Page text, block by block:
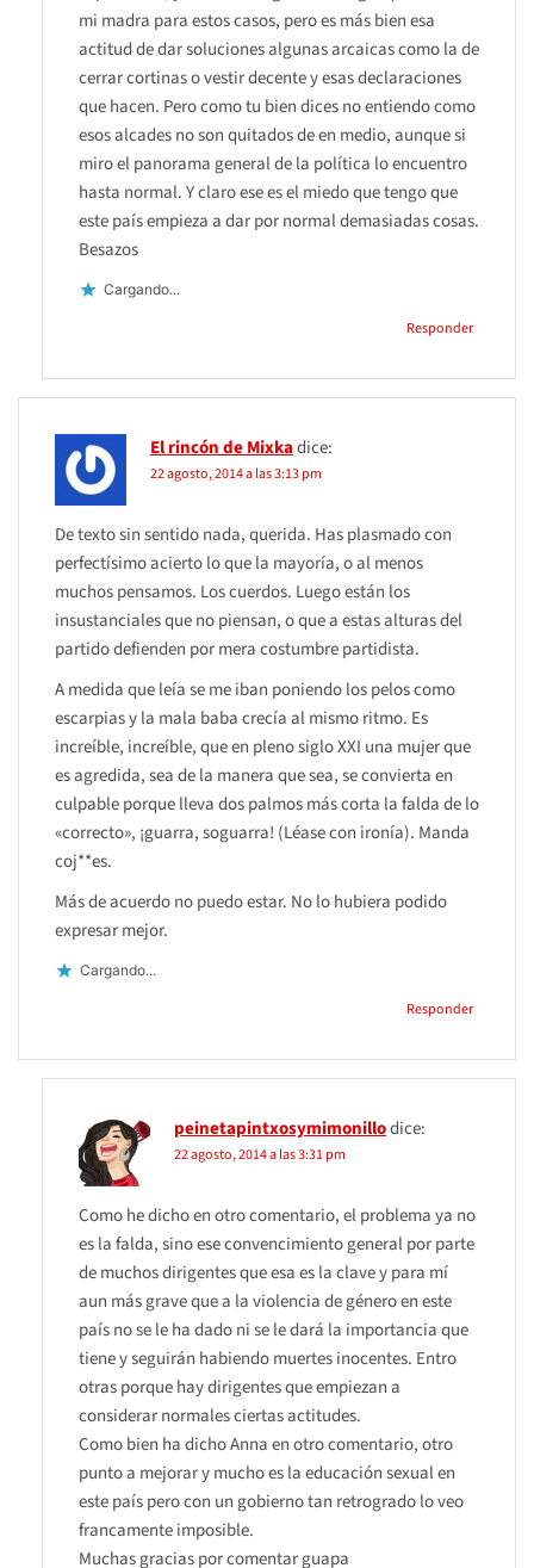
mi madra para estos casos, pero es más bien esa
actitud de dar soluciones algunas arcaicas como la de
cerrar cortinas o vestir decente y esas declaraciones
que hacen. Pero como tu bien dices no entiendo como
esos alcades no son quitados de en medio, aunque si
miro el panorama general de la política lo encuentro
hasta normal. Y claro ese es el miedo que tengo que
este país empieza a dar por normal demasiadas cosas.
Besazos
Cargando...
Responder
El rincón de Mixkadice:
22 agosto, 2014 a las 3:13 pm
De texto sin sentido nada, querida. Has plasmado con
perfectísimo acierto lo que la mayoría, o al menos
muchos pensamos. Los cuerdos. Luego están los
insustanciales que no piensan, o que a estas alturas del
partido defienden por mera costumbre partidista.
A medida que leía se me iban poniendo los pelos como
escarpias y la mala baba crecía al mismo ritmo. Es
increíble, increíble, que en pleno siglo XXI una mujer que
es agredida, sea de la manera que sea, se convierta en
culpable porque lleva dos palmos más corta la falda de lo
«correcto», ¡guarra, soguarra! (Léase con ironía). Manda
coj**es.
Más de acuerdo no puedo estar. No lo hubiera podido
expresar mejor.
Cargando...
Responder
peinetapintxosymimonillodice:
22 agosto, 2014 a las 3:31 pm
Como he dicho en otro comentario, el problema ya no
es la falda, sino ese convencimiento general por parte
de muchos dirigentes que esa es la clave y para mí
aun más grave que a la violencia de género en este
país no se le ha dado ni se le dará la importancia que
tiene y seguirán habiendo muertes inocentes. Entro
otras porque hay dirigentes que empiezan a
considerar normales ciertas actitudes.
Como bien ha dicho Anna en otro comentario, otro
punto a mejorar y mucho es la educación sexual en
este país pero con un gobierno tan retrogrado lo veo
francamente imposible.
Muchas gracias por comentar guapa